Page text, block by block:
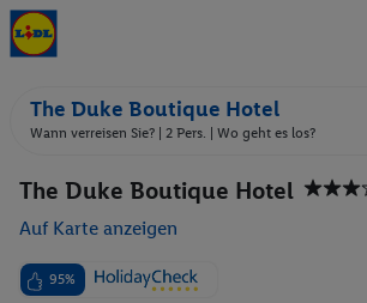
The Duke Boutique Hotel
Wann verreisen Sie? | 2 Pers. | Wo geht es los?
The Duke Boutique Hotel
Auf Karte anzeigen
95%